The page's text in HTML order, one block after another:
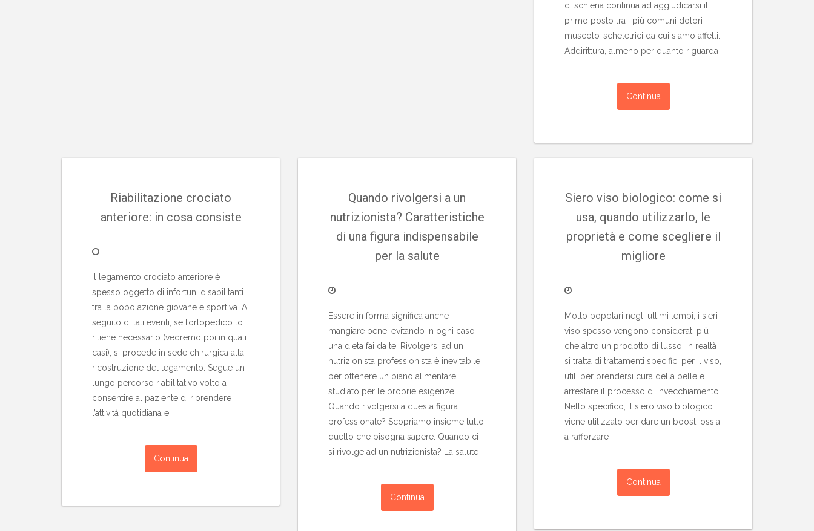
di schiena continua ad aggiudicarsi il
primo posto tra i più comuni dolori
muscolo-scheletrici da cui siamo affetti.
Addirittura, almeno per quanto riguarda
Continua
Riabilitazione crociato
anteriore: in cosa consiste
Il legamento crociato anteriore è
spesso oggetto di infortuni disabilitanti
tra la popolazione giovane e sportiva. A
seguito di tali eventi, se l’ortopedico lo
ritiene necessario (vedremo poi in quali
casi), si procede in sede chirurgica alla
ricostruzione del legamento. Segue un
lungo percorso riabilitativo volto a
consentire al paziente di riprendere
l’attività quotidiana e
Continua
Quando rivolgersi a un
nutrizionista? Caratteristiche
di una figura indispensabile
per la salute
Essere in forma significa anche
mangiare bene, evitando in ogni caso
una dieta fai da te. Rivolgersi ad un
nutrizionista professionista è inevitabile
per ottenere un piano alimentare
studiato per le proprie esigenze.
Quando rivolgersi a questa figura
professionale? Scopriamo insieme tutto
quello che bisogna sapere. Quando ci
si rivolge ad un nutrizionista? La salute
Continua
Siero viso biologico: come si
usa, quando utilizzarlo, le
proprietà e come scegliere il
migliore
Molto popolari negli ultimi tempi, i sieri
viso spesso vengono considerati più
che altro un prodotto di lusso. In realtà
si tratta di trattamenti specifici per il viso,
utili per prendersi cura della pelle e
arrestare il processo di invecchiamento.
Nello specifico, il siero viso biologico
viene utilizzato per dare un boost, ossia
a rafforzare
Continua